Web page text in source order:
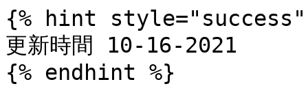
{% hint style="success"
更新時間 10-16-2021
{% endhint %}